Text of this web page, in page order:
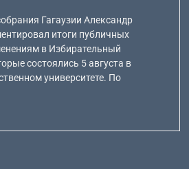
Гагаузии Александр
итоги публичных
в Избирательный
состоялись 5 августа в
университете. По